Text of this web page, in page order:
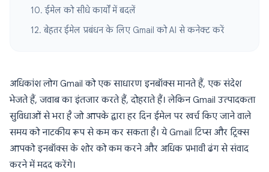
10. ईमेल को सीधे कार्यों में बदलें
12. बेहतर ईमेल प्रबंधन के लिए Gmail को AI से कनेक्ट करें
अधिकांश लोग Gmail को एक साधारण इनबॉक्स मानते हैं, एक संदेश
भेजते हैं, जवाब का इंतजार करते हैं, दोहराते हैं। लेकिन Gmail उत्पादकता
सुविधाओं से भरा है जो आपके द्वारा हर दिन ईमेल पर खर्च किए जाने वाले
समय को नाटकीय रूप से कम कर सकता है। ये Gmail टिप्स और ट्रिक्स
आपको इनबॉक्स के शोर को कम करने और अधिक प्रभावी ढंग से संवाद
करने में मदद करेंगे।